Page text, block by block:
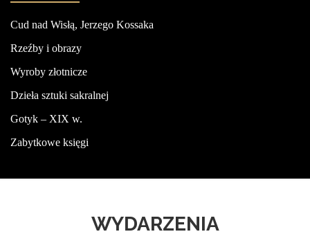
Cud nad Wisłą, Jerzego Kossaka
Rzeźby i obrazy
Wyroby złotnicze
Dzieła sztuki sakralnej
Gotyk – XIX w.
Zabytkowe księgi
WYDARZENIA